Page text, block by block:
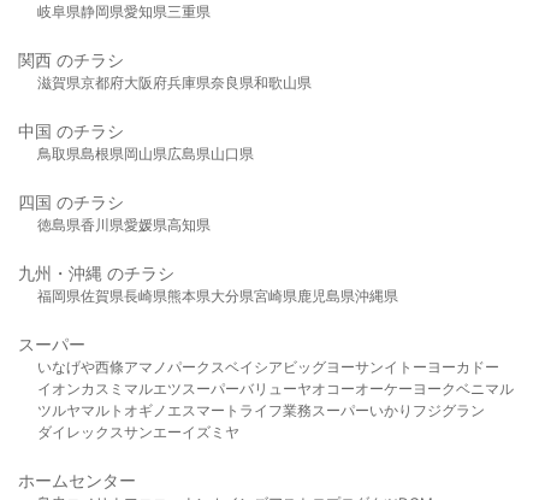
岐阜県静岡県愛知県三重県
関西 のチラシ
滋賀県京都府大阪府兵庫県奈良県和歌山県
中国 のチラシ
鳥取県島根県岡山県広島県山口県
四国 のチラシ
徳島県香川県愛媛県高知県
九州・沖縄 のチラシ
福岡県佐賀県長崎県熊本県大分県宮崎県 鹿児島県沖縄県
スーパー
いなげや西條アマノパークスベイシア ビッグヨーサンイトーヨーカドー
イオンカスミ マルエツ スーパーバリューヤオコーオーケー ヨークベニマル
ツルヤマルト オギノ エスマート ライフ業務スーパーいかり フジグラン
ダイレックスサンエーイズミヤ
ホームセンター